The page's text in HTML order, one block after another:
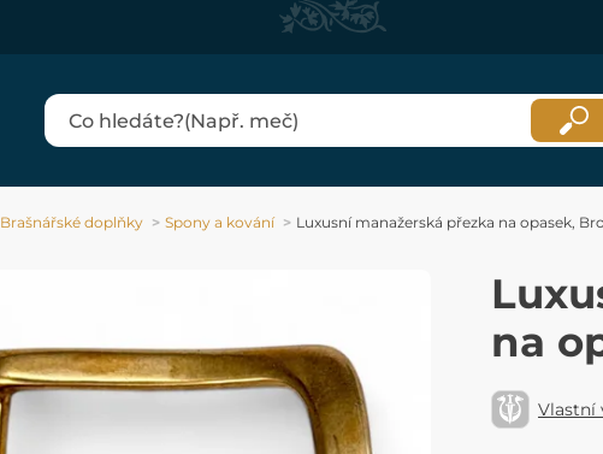
Brašnářské doplňky Spony a kování Luxusní manažerská přezka na opasek,
na
Vlastní